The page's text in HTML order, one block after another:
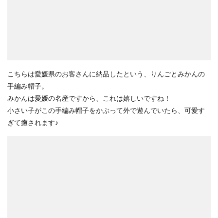
こちらは愛媛県のお客さんに納品したという、りんごとみかんの
手編み帽子。
みかんは愛媛の名産ですから、これは嬉しいですね！
小さい子がこの手編み帽子をかぶって外で遊んでいたら、可愛す
ぎて癒されます♪